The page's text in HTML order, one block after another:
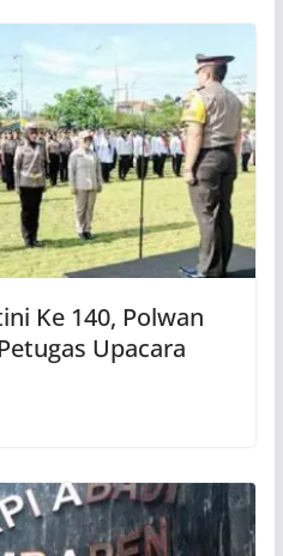
Ke 140, Polwan
Upacara